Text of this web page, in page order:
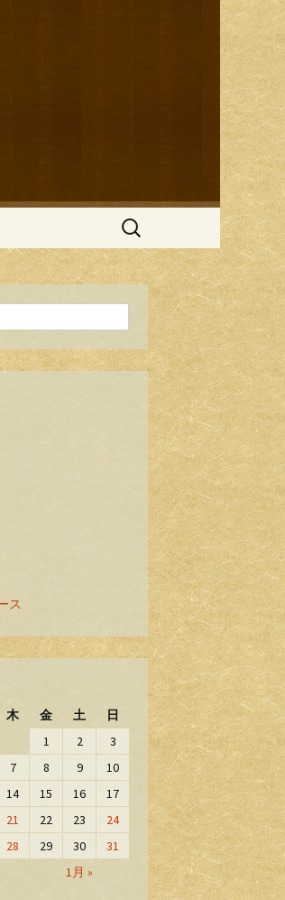
検
ス
木 金 土 日
1月 »
1 2
3
7 8 9
10
14 15 16
17
21 22 23
24
28 29 30 31